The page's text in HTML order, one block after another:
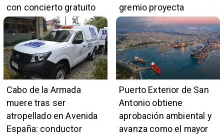
con concierto gratuito
de la Orquesta Marga
Marga
gremio proyecta
impulso al empleo y
comercio local
Cabo de la Armada
muere tras ser
atropellado en Avenida
España: conductor
Puerto Exterior de San
Antonio obtiene
aprobación ambiental y
avanza como el mayor